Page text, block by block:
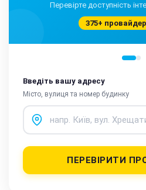
Перевірте доступність
375+
Введіть вашу адресу
Місто, вулиця та номер будинку
ПЕРЕВІРИТИ